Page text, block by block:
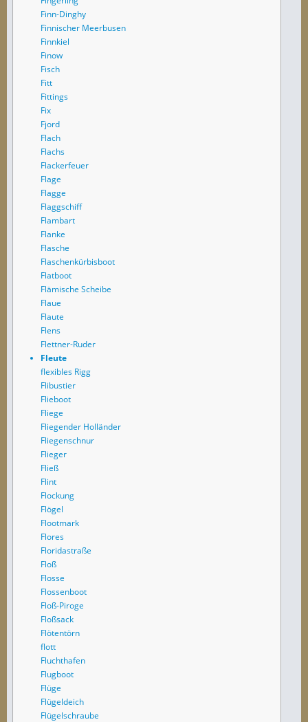
Finn-Dinghy
Finnischer Meerbusen
Finnkiel
Finow
Fisch
Fitt
Fittings
Fix
Fjord
Flach
Flachs
Flackerfeuer
Flage
Flagge
Flaggschiff
Flambart
Flanke
Flasche
Flaschenkürbisboot
Flatboot
Flämische Scheibe
Flaue
Flaute
Flens
Flettner-Ruder
Fleute
flexibles Rigg
Flibustier
Flieboot
Fliege
Fliegender Holländer
Fliegenschnur
Flieger
Fließ
Flint
Flockung
Flögel
Flootmark
Flores
Floridastraße
Floß
Flosse
Flossenboot
Floß-Piroge
Floßsack
Flötentörn
flott
Fluchthafen
Flugboot
Flüge
Flügeldeich
Flügelschraube